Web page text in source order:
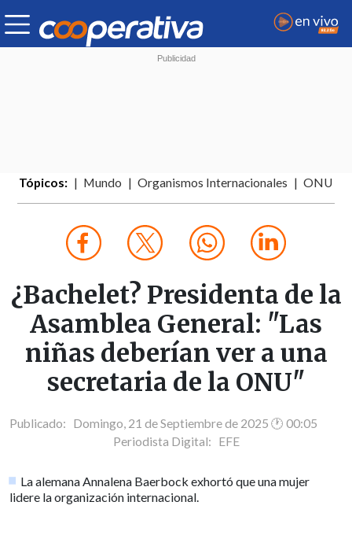
Tópicos: Mundo Organismos Internacionales ONU
¿Bachelet? Presidenta de la
Asamblea General: "Las
niñas deberían ver a una
secretaria de la ONU"
Publicado: Domingo, 21 de Septiembre de 2025 🕐 00:05
Periodista Digital: EFE
La alemana Annalena Baerbock exhortó que una mujer
lidere la organización internacional.